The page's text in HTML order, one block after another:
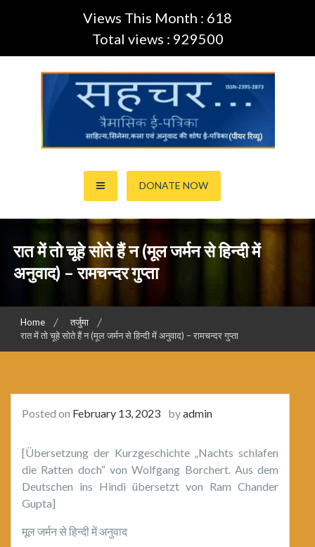
Views This Month : 618
Total views : 929500
सहचर ई-पत्रिका… (ISSN:2395-
2873)
DONATE NOW
रात में तो चूहे सोते हैं न (मूल जर्मन से हिन्दी में
अनुवाद) – रामचन्दर गुप्ता
Home
तर्जुमा
रात में तो चूहे सोते हैं न (मूल जर्मन से हिन्दी में अनुवाद) – रामचन्दर गुप्ता
Posted on February 13, 2023 byadmin
[Übersetzung der Kurzgeschichte „Nachts schlafen
die Ratten doch“ von Wolfgang Borchert. Aus dem
Deutschen ins Hindi übersetzt von Ram Chander
Gupta]
मूल जर्मन से हिन्दी में अनुवाद